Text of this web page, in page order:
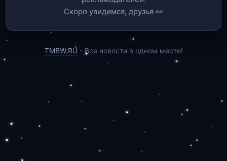
Скоро увидимся, друзья 👀
TMBW.RU - Все новости в одном месте!